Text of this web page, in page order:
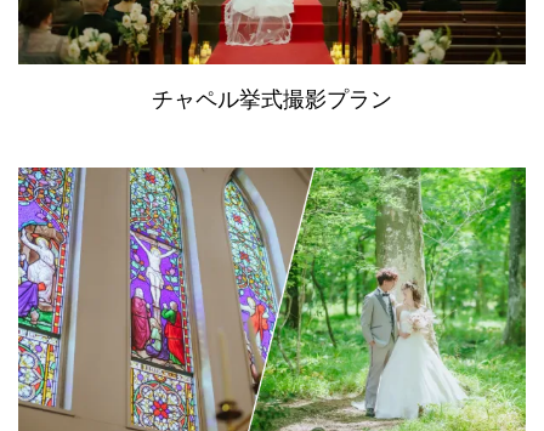
チャペル挙式撮影プラン